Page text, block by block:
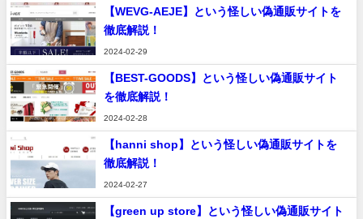
【WEVG-AEJE】という怪しい偽通販サイトを
徹底解説！
2024-02-29
【BEST-GOODS】という怪しい偽通販サイト
を徹底解説！
2024-02-28
【hanni shop】という怪しい偽通販サイトを
徹底解説！
2024-02-27
【green up store】という怪しい偽通販サイト